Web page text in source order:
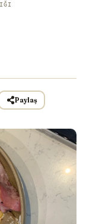
Paylaş